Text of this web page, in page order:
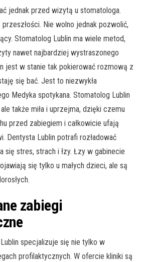
jednak przed wizytą u stomatologa.
Nie wolno jednak pozwolić,
Stomatolog Lublin ma wiele metod,
nawet najbardziej wystraszonego
jest w stanie tak pokierować rozmową z
się bać. Jest to niezwykła
Medyka spotykana. Stomatolog Lublin
także miła i uprzejma, dzięki czemu
przed zabiegiem i całkowicie ufają
Dentysta Lublin potrafi rozładować
się stres, strach i łzy. Łzy w gabinecie
się tylko u małych dzieci, ale są
zabiegi
specjalizuje się nie tylko w
profilaktycznych. W ofercie kliniki są